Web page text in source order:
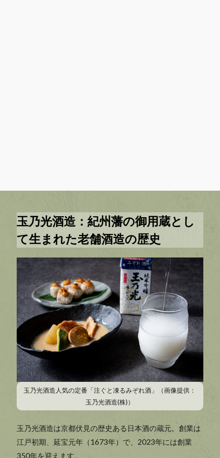
玉乃光酒造：紀州藩の御用蔵とし
て生まれた老舗酒造の歴史
玉乃光酒造人気の定番「注ぐと凍るみぞれ酒」（画像提供：
玉乃光酒造(株)）
玉乃光酒造は京都伏見の歴史ある日本酒の蔵元。創業は
江戸初期、延宝元年（1673年）で、2023年には創業
350年を迎えます。